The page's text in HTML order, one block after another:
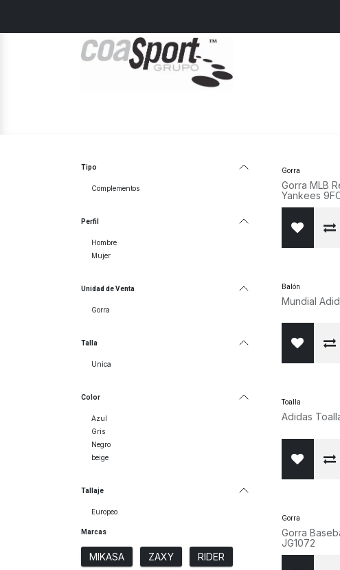
Tipo
Complementos
Perfil
Hombre
Mujer
Unidad de Venta
Gorra
Talla
Unica
Color
Azul
Gris
Negro
beige
Tallaje
Europeo
Marcas
MIKASA ZAXY RIDER
Gorra
Gorra MLB
Yankees
¡Nuevo!
Balón
Mundial
Toalla
Adidas
Gorra
Gorra
JG1072